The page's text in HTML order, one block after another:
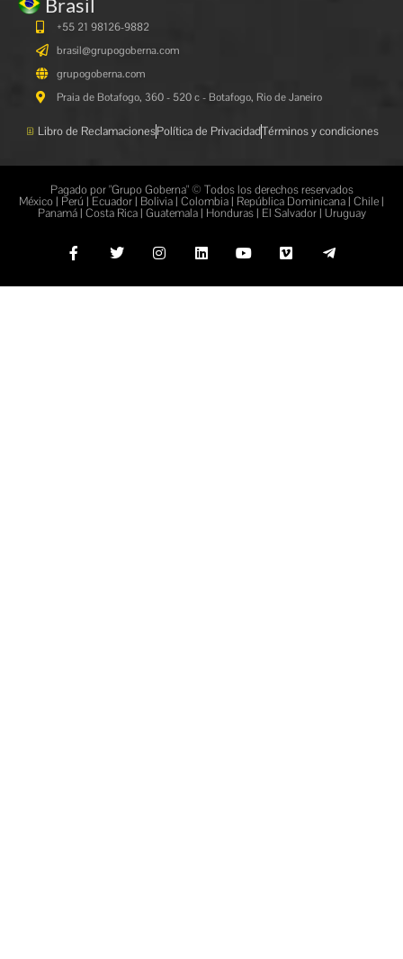
+55 21 98126-9882
brasil@grupogoberna.com
grupogoberna.com
Praia de Botafogo, 360 - 520 c - Botafogo, Rio de Janeiro
Libro de ReclamacionesPolítica de PrivacidadTérminos y condiciones
Pagado por "Grupo Goberna" © Todos los derechos reservados
México | Perú | Ecuador | Bolivia | Colombia | República Dominicana | Chile |
Panamá | Costa Rica | Guatemala | Honduras | El Salvador | Uruguay